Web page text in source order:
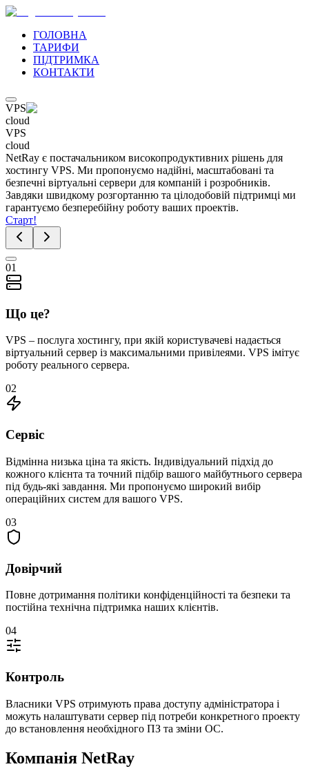
ГОЛОВНА
ТАРИФИ
ПІДТРИМКА
КОНТАКТИ
VPS
cloud
VPS
cloud
NetRay є постачальником високопродуктивних рішень для
хостингу VPS. Ми пропонуємо надійні, масштабовані та
безпечні віртуальні сервери для компаній і розробників.
Завдяки швидкому розгортанню та цілодобовій підтримці ми
гарантуємо безперебійну роботу ваших проектів.
Старт!
01
Що це?
VPS – послуга хостингу, при якій користувачеві надається
віртуальний сервер із максимальними привілеями. VPS імітує
роботу реального сервера.
02
Сервіс
Відмінна низька ціна та якість. Індивідуальний підхід до
кожного клієнта та точний підбір вашого майбутнього сервера
під будь-які завдання. Ми пропонуємо широкий вибір
операційних систем для вашого VPS.
03
Довірчий
Повне дотримання політики конфіденційності та безпеки та
постійна технічна підтримка наших клієнтів.
04
Контроль
Власники VPS отримують права доступу адміністратора і
можуть налаштувати сервер під потреби конкретного проекту
до встановлення необхідного ПЗ та зміни ОС.
Компанія NetRay